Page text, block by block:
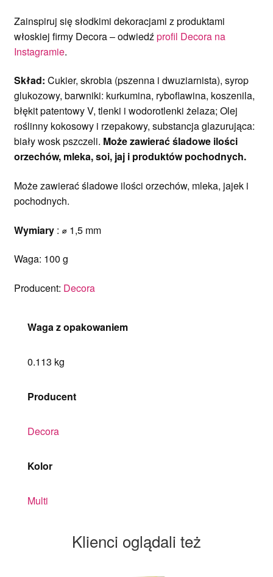
Zainspiruj się słodkimi dekoracjami z produktami
włoskiej firmy Decora – odwiedźprofil Decora na
Instagramie.
Skład: Cukier, skrobia (pszenna i dwuziarnista), syrop
glukozowy, barwniki: kurkumina, ryboflawina, koszenila,
błękit patentowy V, tlenki i wodorotlenki żelaza; Olej
roślinny kokosowy i rzepakowy, substancja glazurująca:
biały wosk pszczeli. Może zawierać śladowe ilości
orzechów, mleka, soi, jaj i produktów pochodnych.
Może zawierać śladowe ilości orzechów, mleka, jajek i
pochodnych.
Wymiary: ⌀ 1,5 mm
Waga: 100 g
Producent: Decora
Waga z opakowaniem
0.113 kg
Producent
Decora
Kolor
Multi
Klienci oglądali też